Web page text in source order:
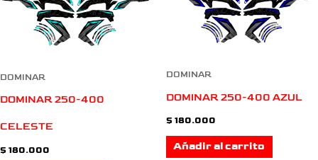
DOMINAR
DOMINAR 250-400
CELESTE
$ 180.000
DOMINAR
DOMINAR 250-400 AZUL
$ 180.000
Añadir al carrito